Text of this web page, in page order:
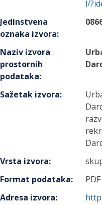
l/
Jedinstvena
oznaka izvora:
Naziv izvora
prostornih
podataka:
Sažetak izvora:
Vrsta izvora:
Format podataka:
PDF
Adresa izvora: